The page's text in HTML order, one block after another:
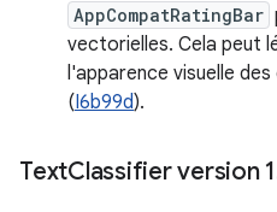
AppCompatRatingBar
vectorielles. Cela peut
l'apparence visuelle
(I6b99d).
TextClassifier version 1